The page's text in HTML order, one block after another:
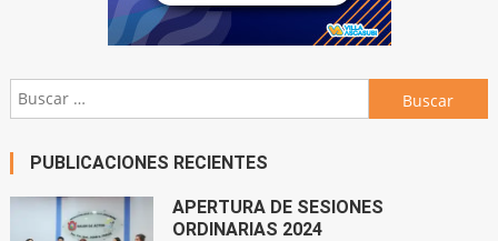
Buscar:
PUBLICACIONES RECIENTES
APERTURA DE SESIONES
ORDINARIAS 2024